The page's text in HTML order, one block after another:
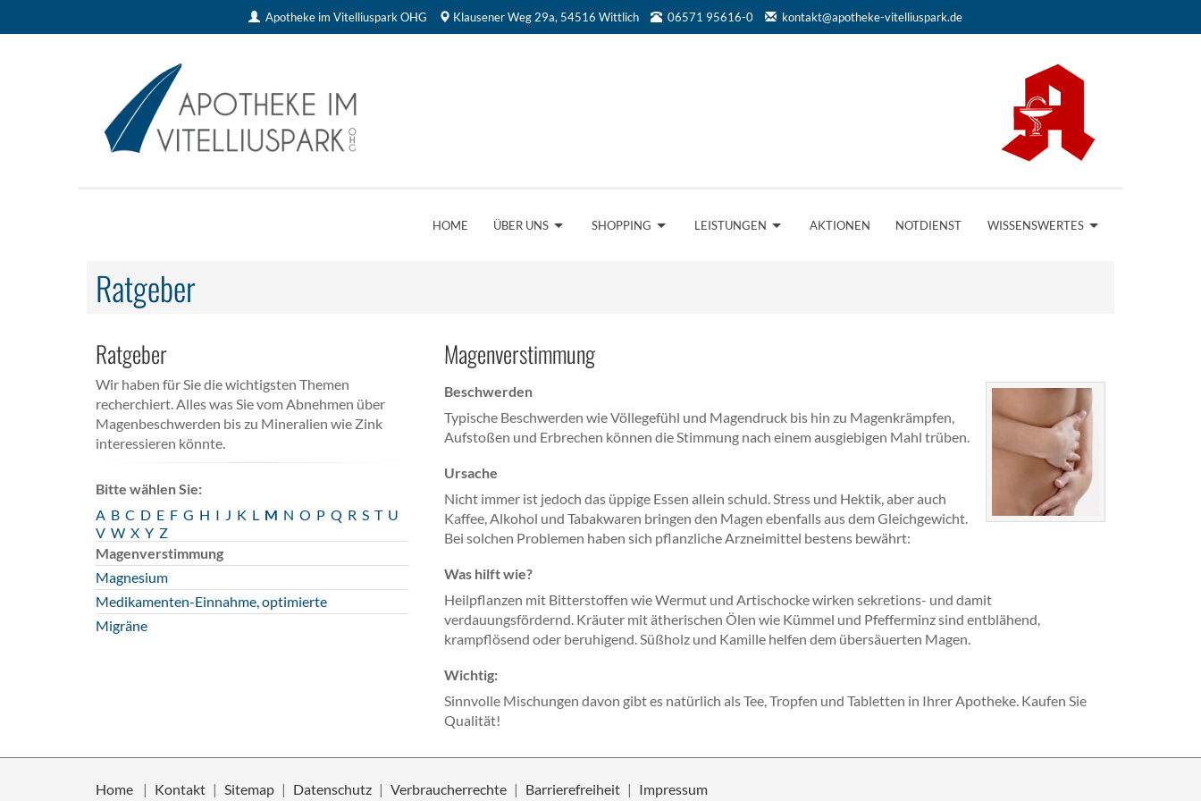
Apotheke im Vitelliuspark OHG Klausener Weg 29a, 54516 Wittlich 06571 95616-0 kontakt@apotheke-vitelliuspark.de
HOME ÜBER UNS SHOPPING LEISTUNGEN AKTIONEN NOTDIENST WISSENSWERTES
Ratgeber
Ratgeber
Wir haben für Sie die wichtigsten Themen
recherchiert. Alles was Sie vom Abnehmen über
Magenbeschwerden bis zu Mineralien wie Zink
interessieren könnte.
Bitte wählen Sie:
A B C D E F G H I J K L M N O P Q R S T U
V W X Y Z
Magenverstimmung
Magnesium
Medikamenten-Einnahme, optimierte
Migräne
Magenverstimmung
Beschwerden
Typische Beschwerden wie Völlegefühl und Magendruck bis hin zu Magenkrämpfen,
Aufstoßen und Erbrechen können die Stimmung nach einem ausgiebigen Mahl trüben.
Ursache
Nicht immer ist jedoch das üppige Essen allein schuld. Stress und Hektik, aber auch
Kaffee, Alkohol und Tabakwaren bringen den Magen ebenfalls aus dem Gleichgewicht.
Bei solchen Problemen haben sich pflanzliche Arzneimittel bestens bewährt:
Was hilft wie?
Heilpflanzen mit Bitterstoffen wie Wermut und Artischocke wirken sekretions- und damit
verdauungsfördernd. Kräuter mit ätherischen Ölen wie Kümmel und Pfefferminz sind entblähend,
krampflösend oder beruhigend. Süßholz und Kamille helfen dem übersäuerten Magen.
Wichtig:
Sinnvolle Mischungen davon gibt es natürlich als Tee, Tropfen und Tabletten in Ihrer Apotheke. Kaufen Sie
Qualität!
Home Kontakt Sitemap Datenschutz Verbraucherrechte Barrierefreiheit Impressum